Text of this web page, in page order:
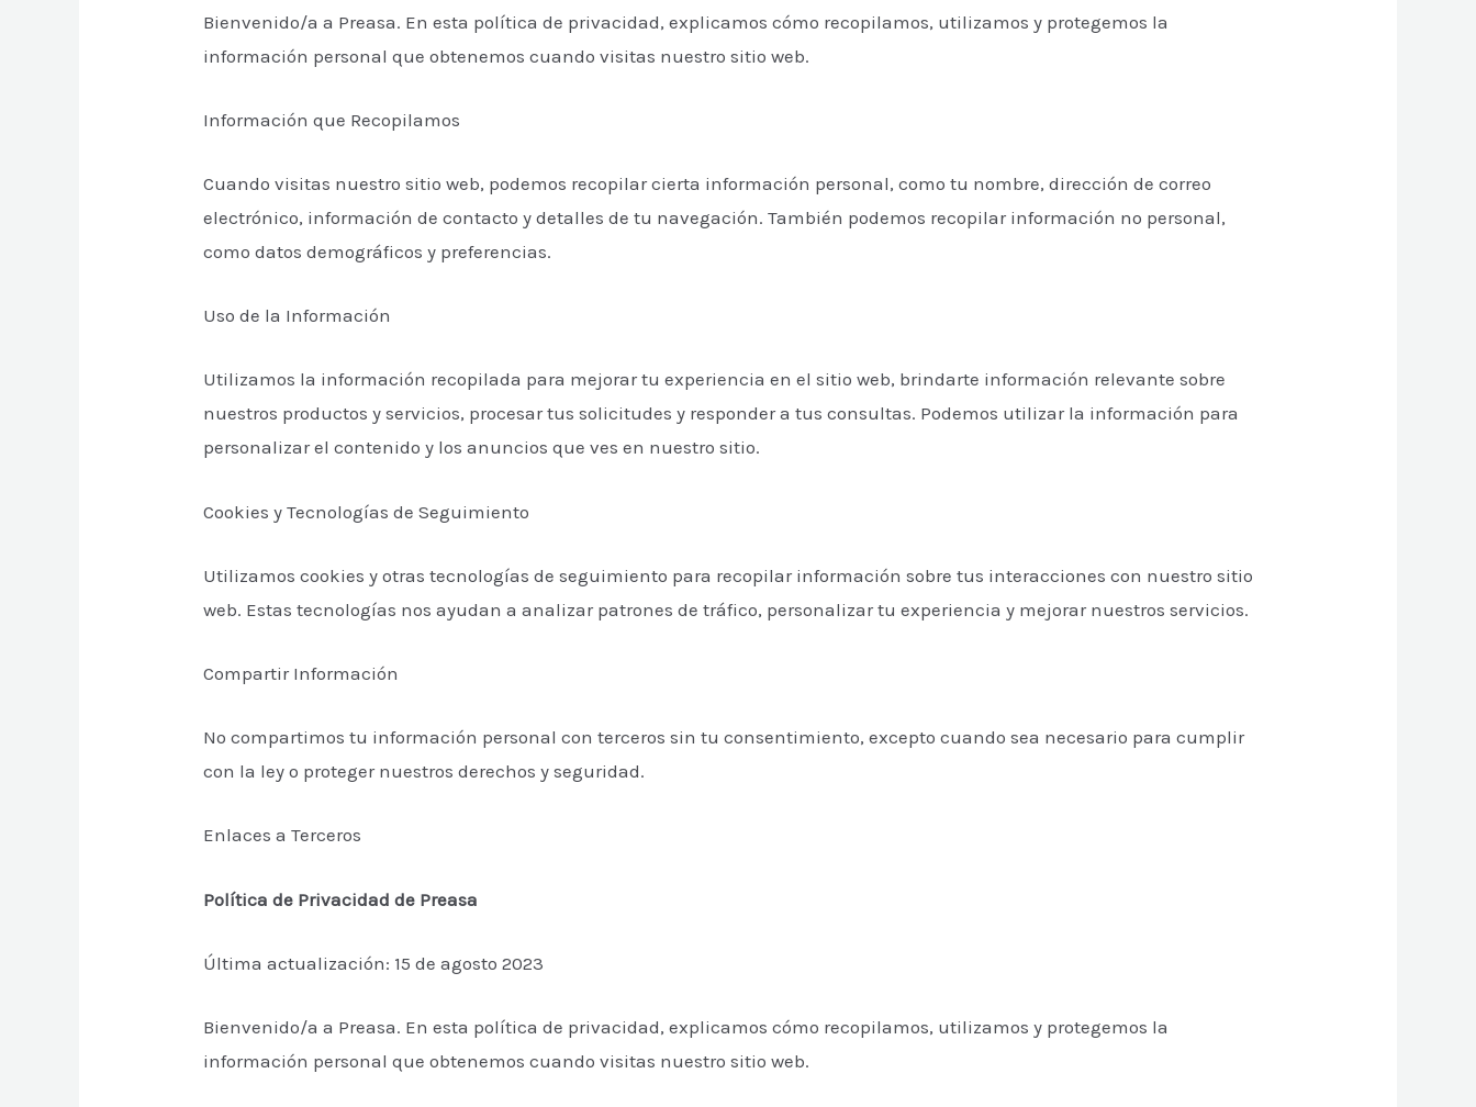
Bienvenido/a a Preasa. En esta política de privacidad, explicamos cómo recopilamos, utilizamos y protegemos la
información personal que obtenemos cuando visitas nuestro sitio web.
Información que Recopilamos
Cuando visitas nuestro sitio web, podemos recopilar cierta información personal, como tu nombre, dirección de correo
electrónico, información de contacto y detalles de tu navegación. También podemos recopilar información no personal,
como datos demográficos y preferencias.
Uso de la Información
Utilizamos la información recopilada para mejorar tu experiencia en el sitio web, brindarte información relevante sobre
nuestros productos y servicios, procesar tus solicitudes y responder a tus consultas. Podemos utilizar la información para
personalizar el contenido y los anuncios que ves en nuestro sitio.
Cookies y Tecnologías de Seguimiento
Utilizamos cookies y otras tecnologías de seguimiento para recopilar información sobre tus interacciones con nuestro sitio
web. Estas tecnologías nos ayudan a analizar patrones de tráfico, personalizar tu experiencia y mejorar nuestros servicios.
Compartir Información
No compartimos tu información personal con terceros sin tu consentimiento, excepto cuando sea necesario para cumplir
con la ley o proteger nuestros derechos y seguridad.
Enlaces a Terceros
Política de Privacidad de Preasa
Última actualización: 15 de agosto 2023
Bienvenido/a a Preasa. En esta política de privacidad, explicamos cómo recopilamos, utilizamos y protegemos la
información personal que obtenemos cuando visitas nuestro sitio web.